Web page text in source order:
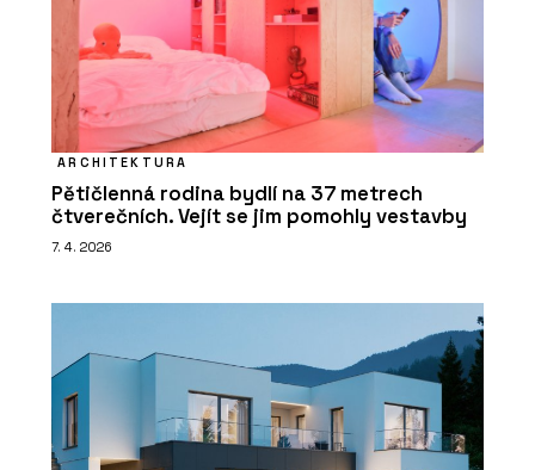
ARCHITEKTURA
Pětičlenná rodina bydlí na 37 metrech
čtverečních. Vejít se jim pomohly vestavby
7. 4. 2026